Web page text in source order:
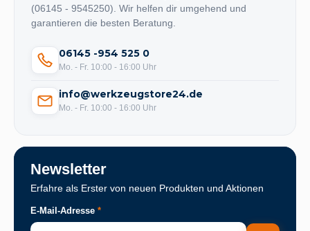
(06145 - 9545250). Wir helfen dir umgehend und
garantieren die besten Beratung.
06145 -954 525 0
Mo. - Fr. 10:00 - 16:00 Uhr
info@werkzeugstore24.de
Mo. - Fr. 10:00 - 16:00 Uhr
Newsletter
Erfahre als Erster von neuen Produkten und Aktionen
E-Mail-Adresse *